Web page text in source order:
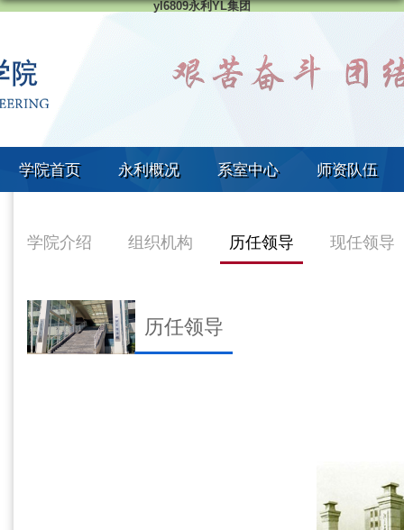
yl6809永利YL集团
学院首页 永利概况 系室中心 师资队伍
学院介绍 组织机构 历任领导 现任领导
历任领导